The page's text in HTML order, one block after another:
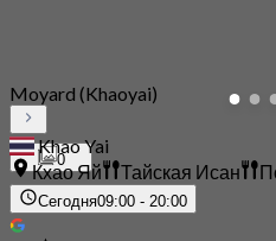
0
Moyard (Khaoyai)
Khao Yai
Кхао Яй
Тайская Исан
Сегодня09:00 - 20:00